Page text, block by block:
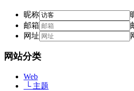
昵称
邮箱
网址
网站分类
Web
└ 主题